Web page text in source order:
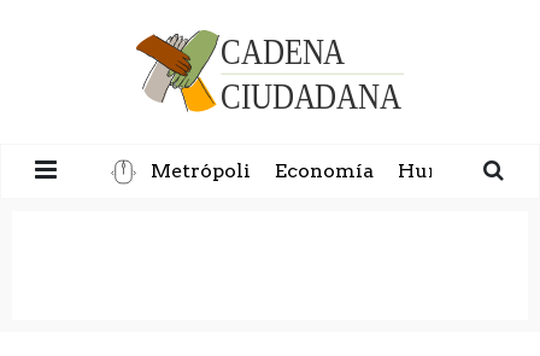
Metrópoli Economía Humanidad